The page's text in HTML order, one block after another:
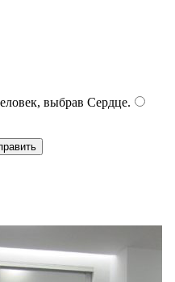
выбрав Сердце.